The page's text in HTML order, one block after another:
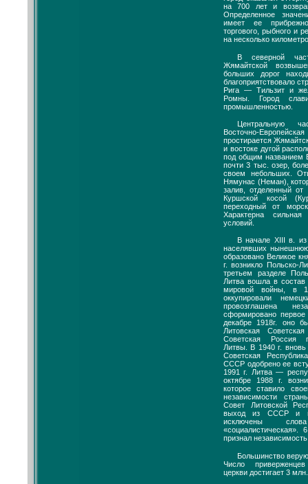
на 700 лет и
Определенное
имеет ее
торгового, рыбного и
на несколько
В северной
Жямайтской
больших дорог
благоприятствовало
Рига — Тильзит и
Ромны. Город
промышленностью.
Центральную
Восточно-
простирается
и востоке дугой
под общим названием
почти 3 тыс. озер,
своем небольших.
Нямунас (Неман),
залив, отделенный от
Куршской косой
переходный от
Характерна сильная
условий.
В начале XIII в.
населявших
образовано Великое
г. возникло Польско-
третьем разделе
Литва вошла в
мировой войны, в
оккупировали
провозглашена
сформировано
декабре 1918г. оно
Литовская
Советская Россия
Литвы. В 1940 г. вновь
Советская
СССР одобрено ее
1991 г. Литва —
октябре 1988 г.
которое ставило
независимости
Совет Литовской
выход из СССР и
исключены
признал
Большинство
Число
церкви достигает 3